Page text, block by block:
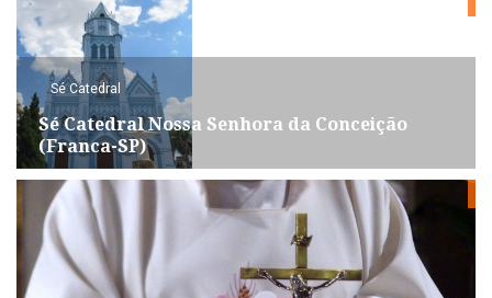
Sé Catedral
Sé Catedral Nossa Senhora da Conceição
(Franca-SP)